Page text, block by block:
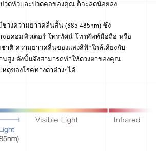
วดหัวและปวดคอของคุณ ก็จะลดน้อยลง
วงความยาวคลื่นสั้น (385-485nm) ซึ่ง
จอคอมพิวเตอร์ โทรทัศน์ โทรศัพท์มือถือ หรือ
าติ ความยาวคลื่นของแสงสีฟ้าใกล้เคียงกับ
นสูง ดังนั้นจึงสามารถทำให้ดวงตาของคุณ
หตุของโรคทางตาต่างๆได้